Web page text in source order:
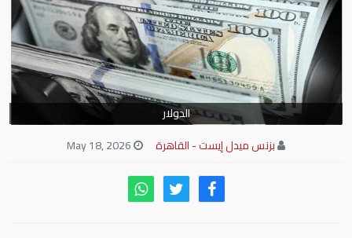
الدولار
بزنس ميدل إيست - القاهرة